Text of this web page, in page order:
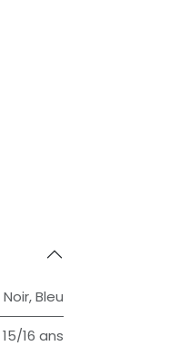
Noir,Bleu
15/16 ans